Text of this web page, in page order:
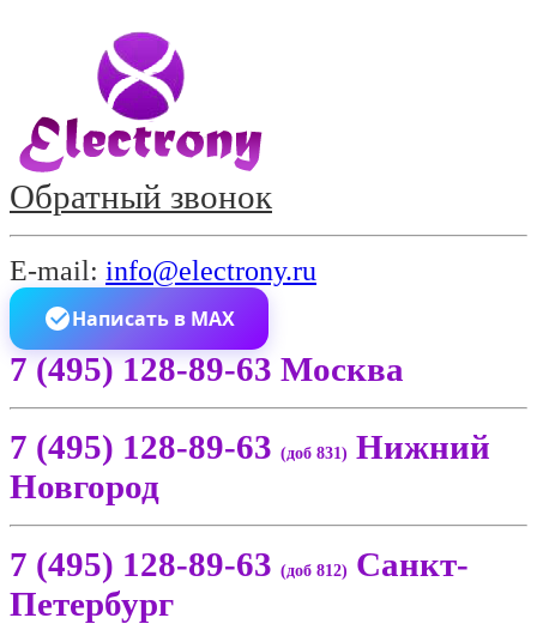
Обратный звонок
E-mail: info@electrony.ru
Написать в MAX
7 (495) 128-89-63 Москва
7 (495) 128-89-63 (доб 831) Нижний
Новгород
7 (495) 128-89-63 (доб 812) Санкт-
Петербург